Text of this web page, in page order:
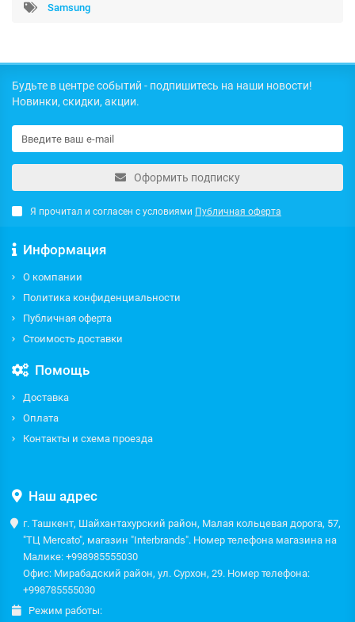
Samsung
Будьте в центре событий - подпишитесь на наши новости!
Новинки, скидки, акции.
Оформить подписку
Я прочитал и согласен с условиями Публичная оферта
Информация
О компании
Политика конфиденциальности
Публичная оферта
Стоимость доставки
Помощь
Доставка
Оплата
Контакты и схема проезда
Наш адрес
г. Ташкент, Шайхантахурский район, Малая кольцевая дорога, 57,
"ТЦ Mercato", магазин "Interbrands". Номер телефона магазина на
Малике: +998985555030
Офис: Мирабадский район, ул. Сурхон, 29. Номер телефона:
+998785555030
Режим работы: